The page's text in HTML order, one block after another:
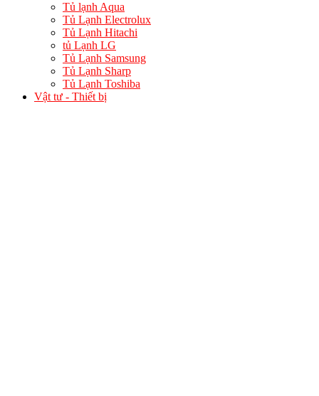
Tủ lạnh Aqua
Tủ Lạnh Electrolux
Tủ Lạnh Hitachi
tủ Lạnh LG
Tủ Lạnh Samsung
Tủ Lạnh Sharp
Tủ Lạnh Toshiba
Vật tư - Thiết bị